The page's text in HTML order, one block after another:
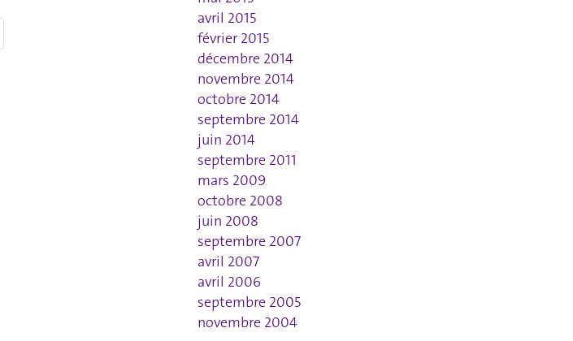
avril 2015
février 2015
décembre 2014
novembre 2014
octobre 2014
septembre 2014
juin 2014
septembre 2011
mars 2009
octobre 2008
juin 2008
septembre 2007
avril 2007
avril 2006
septembre 2005
novembre 2004